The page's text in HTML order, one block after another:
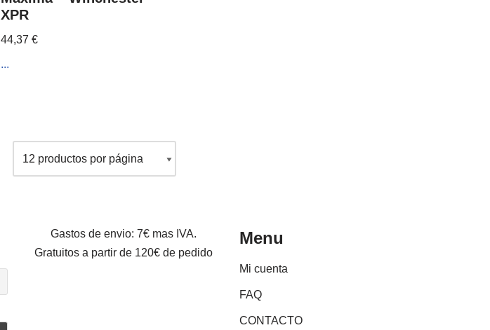
XPR
44,37 €
...
Gastos de envio: 7€ mas IVA.
Gratuitos a partir de 120€ de pedido
Menu
Mi cuenta
FAQ
CONTACTO